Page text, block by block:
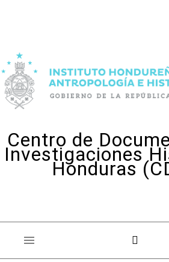
Centro de
Investigaciones
Honduras